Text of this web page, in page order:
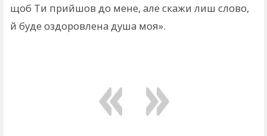
щоб Ти прийшов до мене, але скажи лиш слово,
й буде оздоровлена душа моя».